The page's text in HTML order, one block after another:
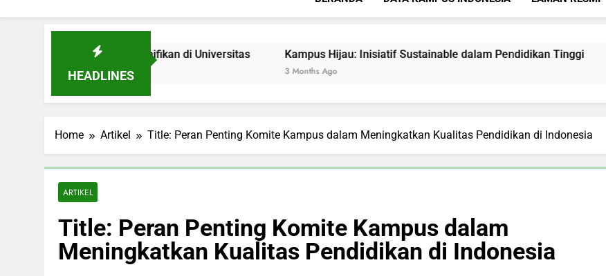
HEADLINES
Inovasi Signifikan di Universitas Kampus Hijau: Inisiatif Sustainable dalam Pendidikan Tinggi
3 Months Ago 3
Home Artikel Title: Peran Penting Komite Kampus dalam Meningkatkan Kualitas Pendidikan di Indonesia
ARTIKEL
Title: Peran Penting Komite Kampus dalam
Meningkatkan Kualitas Pendidikan di Indonesia